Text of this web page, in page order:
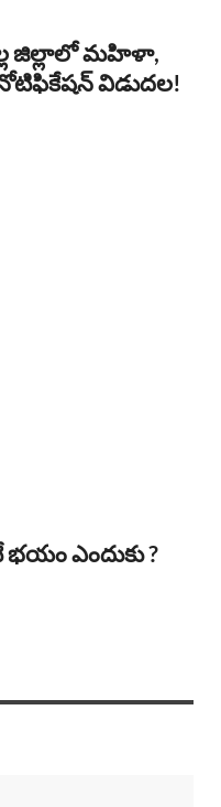
జిల్లాలో మహిళా,
విడుదల!
భయం ఎందుకు ?